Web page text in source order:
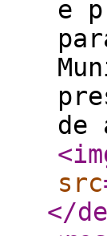
e
de
src
</